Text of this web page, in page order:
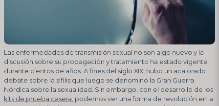
Las enfermedades de transmisión sexual no son algo nuevo y la
discusión sobre su propagación y tratamiento ha estado vigente
durante cientos de años. A fines del siglo XIX, hubo un acalorado
debate sobre la sífilis que luego se denominó la Gran Guerra
Nórdica sobre la sexualidad. Sin embargo, con el desarrollo de los
kits de prueba casera, podemos ver una forma de revolución en la